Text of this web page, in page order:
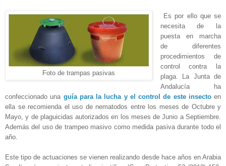
Foto de trampas pasivas
Es por ello que se
necesita de la
puesta en marcha
de diferentes
procedimientos de
control contra la
plaga. La Junta de
Andalucía ha
confeccionado una guía para la lucha y el control de este insectoen
ella se recomienda el uso de nematodos entre los meses de Octubre y
Mayo, y de plaguicidas autorizados en los meses de Junio a Septiembre.
Además del uso de trampeo masivo como medida pasiva durante todo el
año.
Este tipo de actuaciones se vienen realizando desde hace años en Arabia